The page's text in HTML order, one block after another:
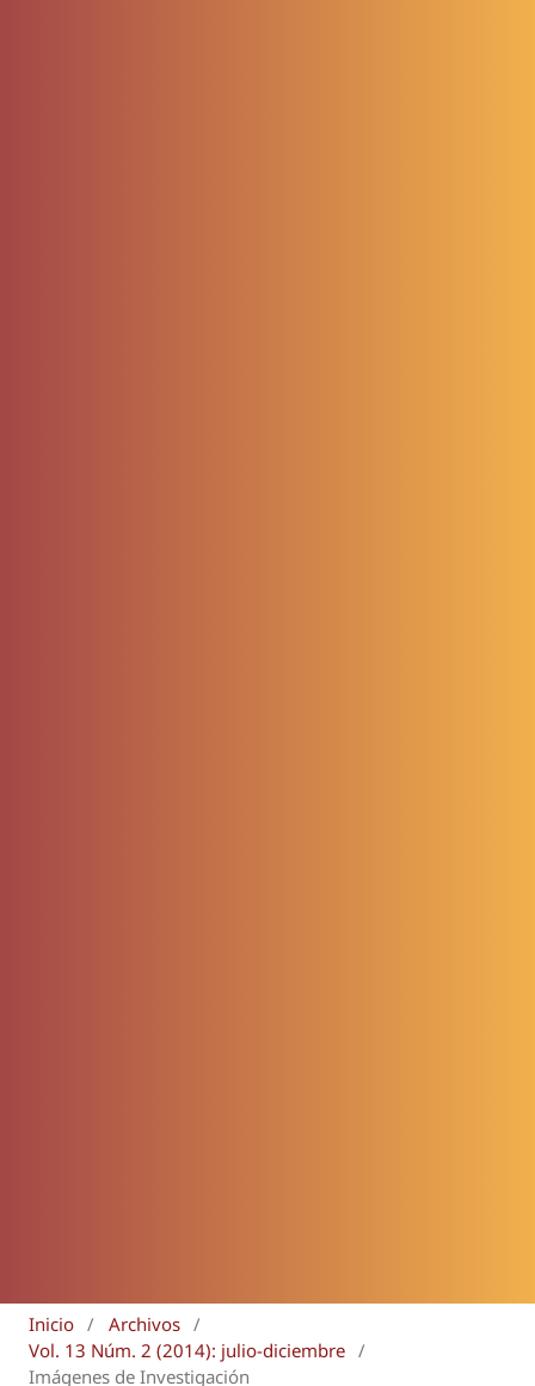
Inicio / Archivos /
Vol. 13 Núm. 2 (2014): julio-diciembre /
Imágenes de Investigación